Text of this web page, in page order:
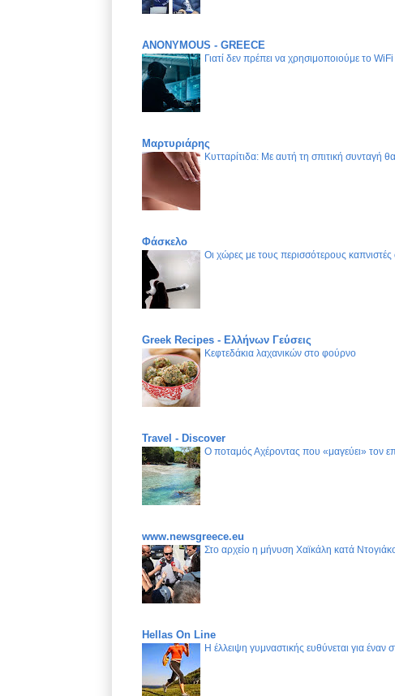
ANONYMOUS - GREECE
Γιατί δεν πρέπει να χρησιμοποιούμε το
Μαρτυριάρης
Κυτταρίτιδα: Με αυτή τη σπιτική συνταγή
Φάσκελο
Οι χώρες με τους περισσότερους
Greek Recipes - Ελλήνων Γεύσεις
Κεφτεδάκια λαχανικών στο φούρνο
Travel - Discover
Ο ποταμός Αχέροντας που «μαγεύει» τον
www.newsgreece.eu
Στο αρχείο η μήνυση Χαϊκάλη κατά
Hellas On Line
Η έλλειψη γυμναστικής ευθύνεται για